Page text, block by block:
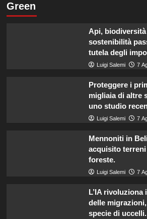
Green
Api,
sostenibilità
tutela degli
Luigi Salemi 7
Proteggere i
migliaia di altre
uno studio
Luigi Salemi 7
Mennoniti in
acquisito
foreste.
Luigi Salemi 7
L’IA
delle
specie di uccelli.